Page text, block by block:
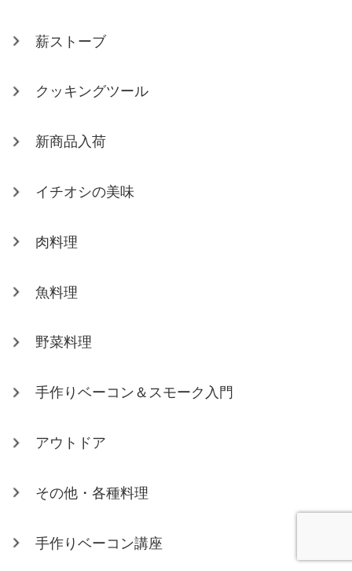
薪ストーブ
クッキングツール
新商品入荷
イチオシの美味
肉料理
魚料理
野菜料理
手作りベーコン＆スモーク入門
アウトドア
その他・各種料理
手作りベーコン講座